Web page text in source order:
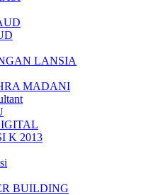
LANSIA
MADANI
K 2013
BUILDING